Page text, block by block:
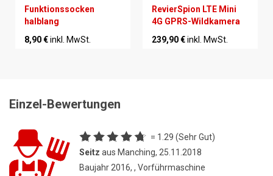
Funktionssocken
halblang
8,90 €inkl. MwSt.
RevierSpion LTE Mini
4G GPRS-Wildkamera
239,90 €inkl. MwSt.
Einzel-Bewertungen
= 1.29 (Sehr Gut)
Seitz aus Manching, 25.11.2018
Baujahr 2016, , Vorführmaschine